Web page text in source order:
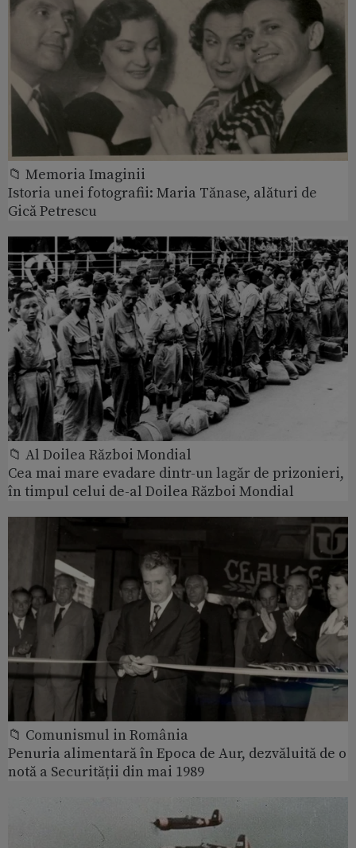
📁 Memoria Imaginii
Istoria unei fotografii: Maria Tănase, alături de
Gică Petrescu
📁 Al Doilea Război Mondial
Cea mai mare evadare dintr-un lagăr de prizonieri,
în timpul celui de-al Doilea Război Mondial
📁 Comunismul in România
Penuria alimentară în Epoca de Aur, dezvăluită de o
notă a Securității din mai 1989